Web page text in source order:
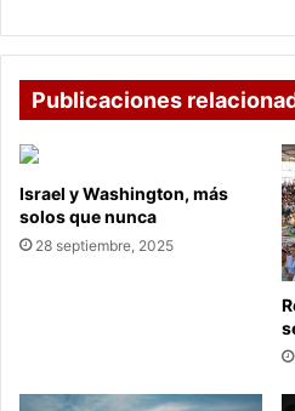
Publicaciones
Israel y Washington, más
solos que nunca
28 septiembre, 2025